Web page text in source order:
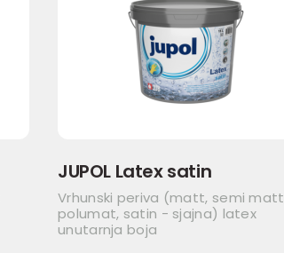
JUPOL Latex satin
Vrhunski periva (matt, semi matt
polumat, satin - sjajna) latex
unutarnja boja